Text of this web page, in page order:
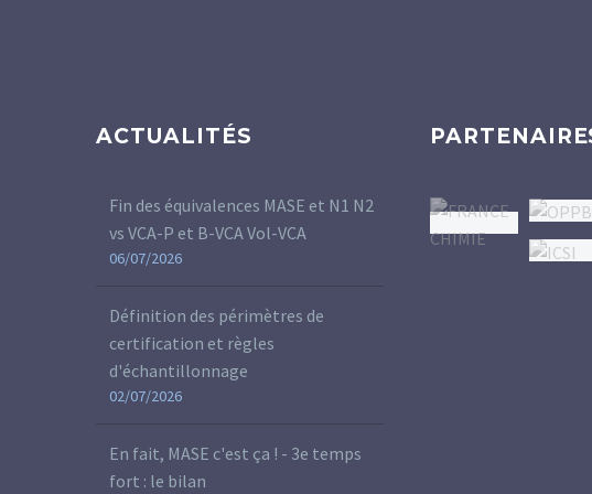
ACTUALITÉS
Fin des équivalences MASE et N1 N2
vs VCA-P et B-VCA Vol-VCA
06/07/2026
Définition des périmètres de
certification et règles
d'échantillonnage
02/07/2026
En fait, MASE c'est ça ! - 3e temps
fort : le bilan